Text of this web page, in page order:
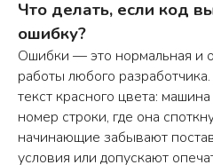
Что делать, если код
ошибку?
Ошибки — это нормальная и
работы любого
текст красного цвета:
номер строки, где она
начинающие забывают
условия или допускают